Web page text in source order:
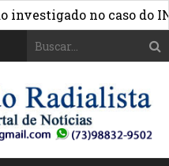
no caso do INSS »